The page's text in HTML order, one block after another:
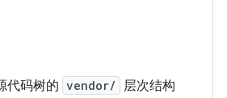
代码树的 vendor/ 层次结构